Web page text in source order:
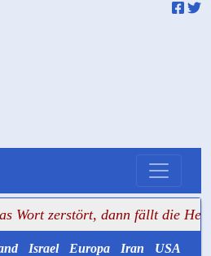
dann fällt die
Israel Europa Iran
USA